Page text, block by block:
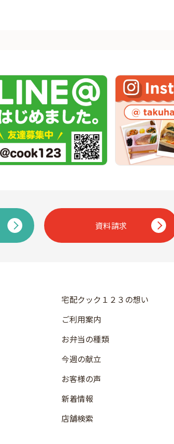
資料請求
宅配クック１２３の想い
ご利用案内
お弁当の種類
今週の献立
お客様の声
新着情報
店舗検索